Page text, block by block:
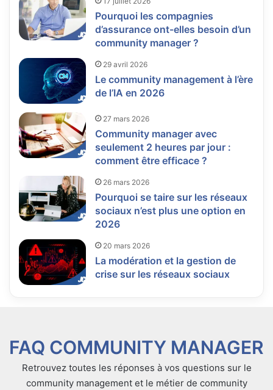
Pourquoi les compagnies
d’assurance ont-elles besoin d’un
community manager ?
29 avril 2026
Le community management à l’ère
de l’IA en 2026
27 mars 2026
Community manager avec
seulement 2 heures par jour :
comment être efficace ?
26 mars 2026
Pourquoi se taire sur les réseaux
sociaux n’est plus une option en
2026
20 mars 2026
La modération et la gestion de
crise sur les réseaux sociaux
FAQ COMMUNITY MANAGER
Retrouvez toutes les réponses à vos questions sur le
community management et le métier de community